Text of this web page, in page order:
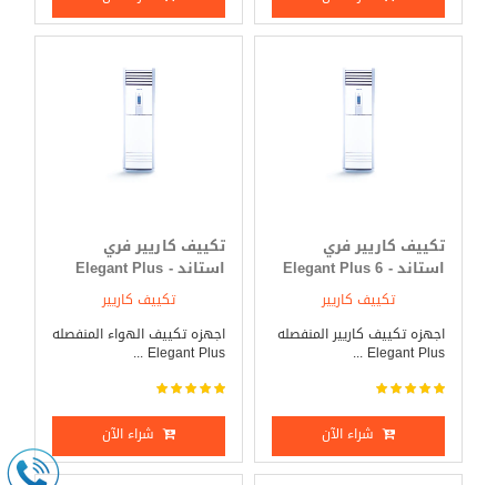
تكييف كاريير فري
استاند - Elegant Plus 6
حصان بارد _ ساخن
تكييف كاريير
اجهزه تكييف كاريير المنفصله
Elegant Plus ...
شراء الآن
تكييف كاريير فري
استاند - Elegant Plus
تكييف كاريير
اجهزه تكييف الهواء المنفصله
Elegant Plus ...
شراء الآن